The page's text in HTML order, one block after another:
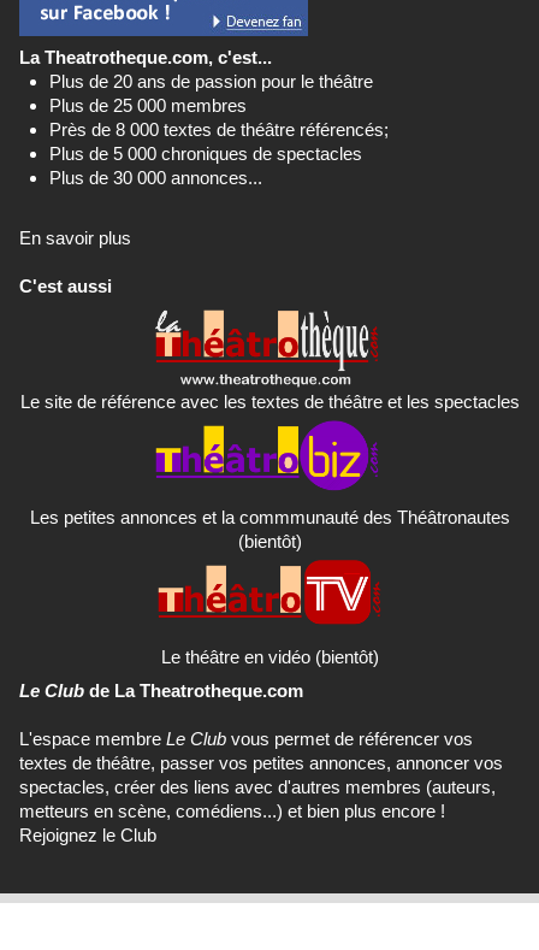
La Theatrotheque.com, c'est...
Plus de 20 ans de passion pour le théâtre
Plus de 25 000 membres
Près de 8 000 textes de théâtre référencés;
Plus de 5 000 chroniques de spectacles
Plus de 30 000 annonces...
En savoir plus
C'est aussi
Le site de référence avec les textes de théâtre et les spectacles
Les petites annonces et la commmunauté des Théâtronautes
(bientôt)
Le théâtre en vidéo (bientôt)
Le Club de La Theatrotheque.com
L'espace membre Le Club vous permet de référencer vos
textes de théâtre, passer vos petites annonces, annoncer vos
spectacles, créer des liens avec d'autres membres (auteurs,
metteurs en scène, comédiens...) et bien plus encore !
Rejoignez le Club